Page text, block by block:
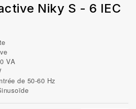
Niky S - 6 IEC
VA
de 50-60 Hz